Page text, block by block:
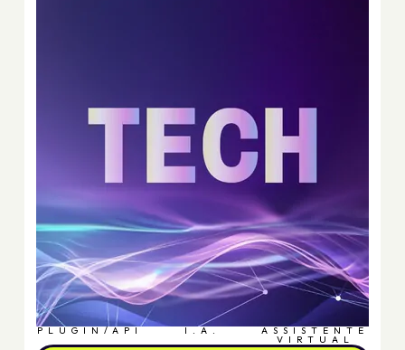
PLUGIN/API I.A. ASSISTENTE
VIRTUAL